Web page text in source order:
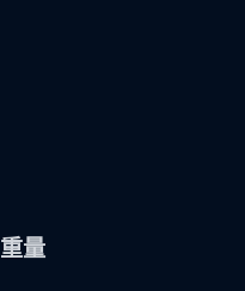
重量